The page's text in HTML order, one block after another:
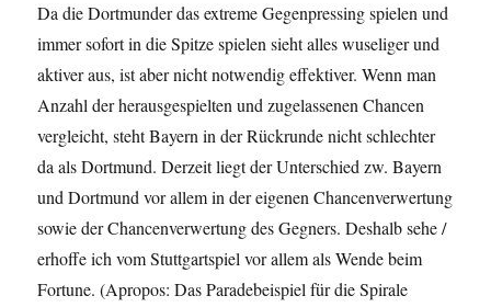
Da die Dortmunder das extreme Gegenpressing spielen und
immer sofort in die Spitze spielen sieht alles wuseliger und
aktiver aus, ist aber nicht notwendig effektiver. Wenn man
Anzahl der herausgespielten und zugelassenen Chancen
vergleicht, steht Bayern in der Rückrunde nicht schlechter
da als Dortmund. Derzeit liegt der Unterschied zw. Bayern
und Dortmund vor allem in der eigenen Chancenverwertung
sowie der Chancenverwertung des Gegners. Deshalb sehe /
erhoffe ich vom Stuttgartspiel vor allem als Wende beim
Fortune. (Apropos: Das Paradebeispiel für die Spirale